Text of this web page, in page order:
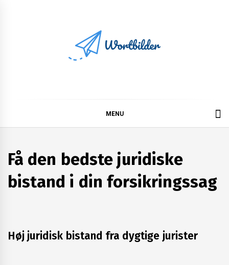
MENU
Få den bedste juridiske
bistand i din forsikringssag
Høj juridisk bistand fra dygtige jurister